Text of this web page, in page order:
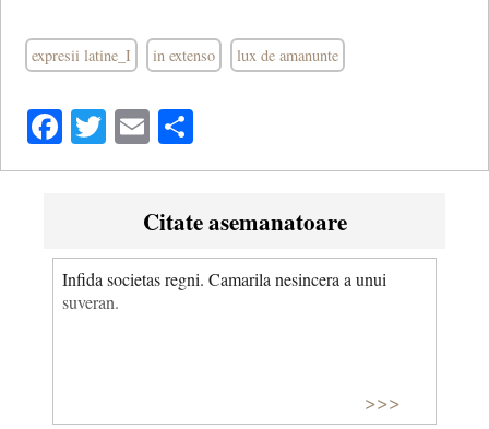
expresii latine_I in extenso lux de amanunte
Facebook
Twitter
Email
Citate asemanatoare
Infida societas regni. Camarila nesincera a unui
suveran.
>>>